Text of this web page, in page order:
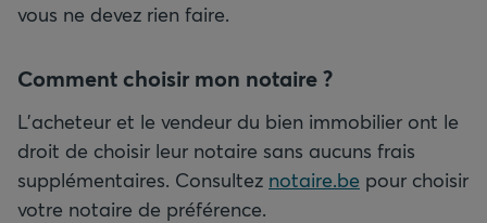
vous ne devez rien faire.
Comment choisir mon notaire ?
L'acheteur et le vendeur du bien immobilier ont le
droit de choisir leur notaire sans aucuns frais
supplémentaires. Consultez notaire.be pour choisir
votre notaire de préférence.